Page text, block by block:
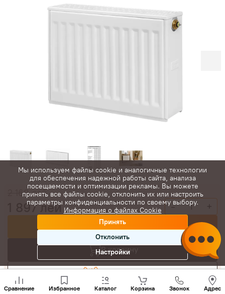
2 168лей
1 897лей - +
Купить сейчас
В корзину
Сравнение Избранное Каталог Корзина Звонок Адрес
нам
+(373)
Мы используем файлы cookie и аналогичные технологии
для обеспечения надежной работы сайта, анализа
посещаемости и оптимизации рекламы. Вы можете
принять все файлы cookie, отклонить их или настроить
параметры конфиденциальности по своему выбору.
Информация о файлах Cookie
Принять
Отклонить
Настройки